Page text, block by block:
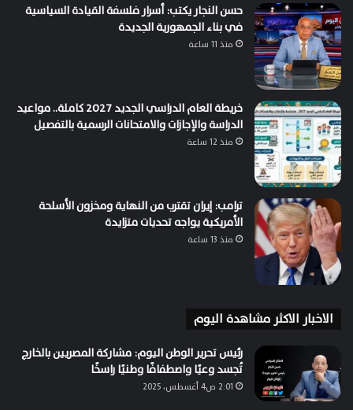
حسن النجار يكتب: أسرار فلسفة القيادة السياسية
في بناء الجمهورية الجديدة
منذ 11 ساعة
خريطة العام الدراسي الجديد 2027 كاملة.. مواعيد
الدراسة والإجازات والامتحانات الرسمية بالتفصيل
منذ 12 ساعة
ترامب: إيران تقترب من النهاية ومخزون الأسلحة
الأمريكية يواجه تحديات متزايدة
منذ 13 ساعة
الاخبار الاكثر مشاهدة اليوم
رئيس تحرير الوطن اليوم: مشاركة المصريين بالخارج
تُجسد وعيًا واصطفافًا وطنيًا راسخًا
2:01 ص4 أغسطس، 2025